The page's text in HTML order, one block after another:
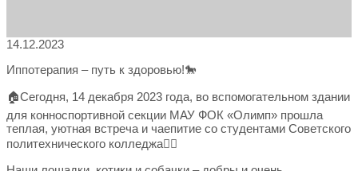
14.12.2023
Иппотерапия – путь к здоровью!🐎
🏠Сегодня, 14 декабря 2023 года, во вспомогательном здании
для конноспортивной секции МАУ ФОК «Олимп» прошла
теплая, уютная встреча и чаепитие со студентами Советского
политехнического колледжа🙋‍♀